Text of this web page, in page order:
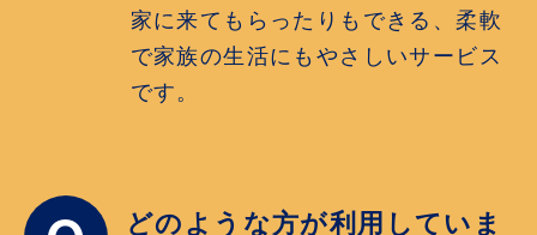
家に来てもらったりもできる、柔軟
で家族の生活にもやさしいサービス
です。
どのような方が利用していま